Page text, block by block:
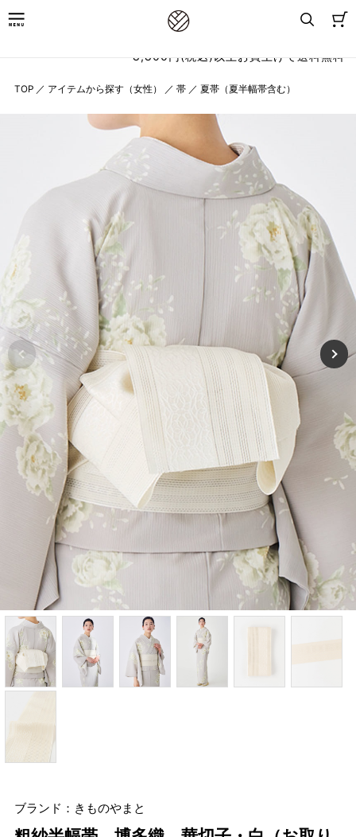
8,800円(税込)以上お買上げで送料無料
TOP ／ アイテムから探す（女性） ／ 帯 ／ 夏帯（夏半幅帯含む）
ブランド：きものやまと